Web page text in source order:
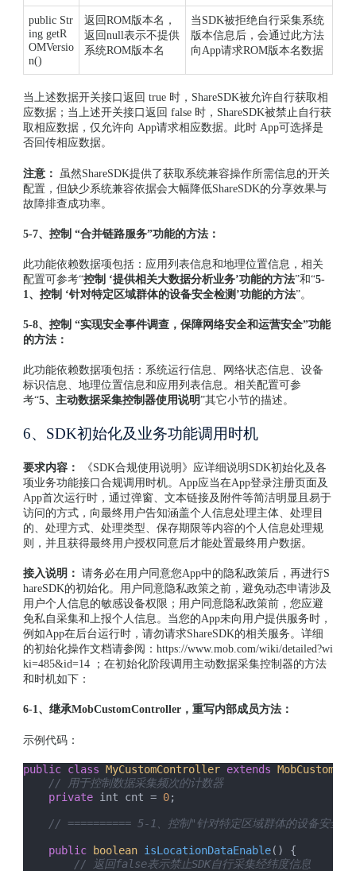
public Str
ing getR
OMVersio
n()
返回ROM版本名，
返回null表示不提供
系统ROM版本名
当SDK被拒绝自行采集系统
版本信息后，会通过此方法
向App请求ROM版本名数据
当上述数据开关接口返回 true 时，ShareSDK被允许自行获取相
应数据；当上述开关接口返回 false 时，ShareSDK被禁止自行获
取相应数据，仅允许向 App请求相应数据。此时 App可选择是
否回传相应数据。
注意：
虽然ShareSDK提供了获取系统兼容操作所需信息的开关
配置，但缺少系统兼容依据会大幅降低ShareSDK的分享效果与
故障排查成功率。
5-7、控制 “合并链路服务”功能的方法：
此功能依赖数据项包括：应用列表信息和地理位置信息，相关
配置可参考“控制 ‘提供相关大数据分析业务’功能的方法”和“5-
1、控制 ‘针对特定区域群体的设备安全检测’功能的方法”。
5-8、控制 “实现安全事件调查，保障网络安全和运营安全”功能
的方法：
此功能依赖数据项包括：系统运行信息、网络状态信息、设备
标识信息、地理位置信息和应用列表信息。相关配置可参
考“5、主动数据采集控制器使用说明”其它小节的描述。
6、SDK初始化及业务功能调用时机
要求内容：
《SDK合规使用说明》应详细说明SDK初始化及各
项业务功能接口合规调用时机。App应当在App登录注册页面及
App首次运行时，通过弹窗、文本链接及附件等简洁明显且易于
访问的方式，向最终用户告知涵盖个人信息处理主体、处理目
的、处理方式、处理类型、保存期限等内容的个人信息处理规
则，并且获得最终用户授权同意后才能处置最终用户数据。
接入说明： 请务必在用户同意您App中的隐私政策后，再进行S
hareSDK的初始化。用户同意隐私政策之前，避免动态申请涉及
用户个人信息的敏感设备权限；用户同意隐私政策前，您应避
免私自采集和上报个人信息。当您的App未向用户提供服务时，
例如App在后台运行时，请勿请求ShareSDK的相关服务。详细
的初始化操作文档请参阅：https://www.mob.com/wiki/detailed?wi
ki=485&id=14 ；在初始化阶段调用主动数据采集控制器的方法
和时机如下：
6-1、继承MobCustomController，重写内部成员方法：
示例代码：
public class MyCustomController extends
// 用于控制数据采集频次的计数器
private int cnt = 0;
// ========== 5-1、控制"针对特定区域群体的设备安全检
public boolean isLocationDataEnable( ) {
// 返回false表示禁止SDK自行采集经纬度信息